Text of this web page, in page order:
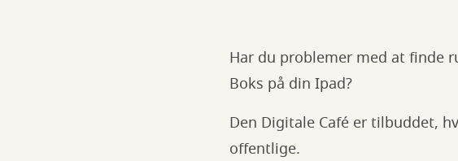
Har du problemer med at finde
Boks på din Ipad?
Den Digitale Café er tilbuddet,
offentlige.